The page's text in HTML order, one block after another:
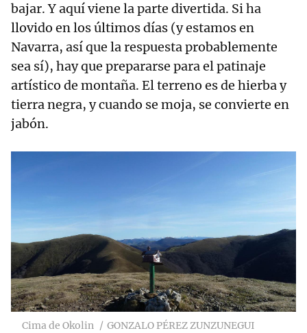
bajar. Y aquí viene la parte divertida. Si ha
llovido en los últimos días (y estamos en
Navarra, así que la respuesta probablemente
sea sí), hay que prepararse para el patinaje
artístico de montaña. El terreno es de hierba y
tierra negra, y cuando se moja, se convierte en
jabón.
Cima de Okolin GONZALO PÉREZ ZUNZUNEGUI